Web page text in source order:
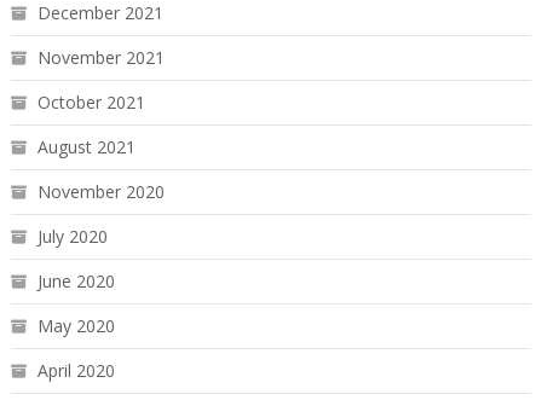
December 2021
November 2021
October 2021
August 2021
November 2020
July 2020
June 2020
May 2020
April 2020